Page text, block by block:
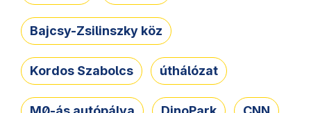
Bajcsy-Zsilinszky köz
Kordos Szabolcs úthálózat